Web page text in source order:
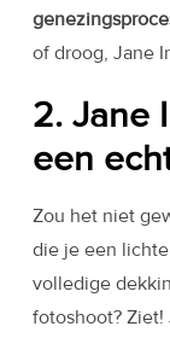
of droog, Jane
2. Jane
een
Zou het niet
die je een
volledige
fotoshoot?